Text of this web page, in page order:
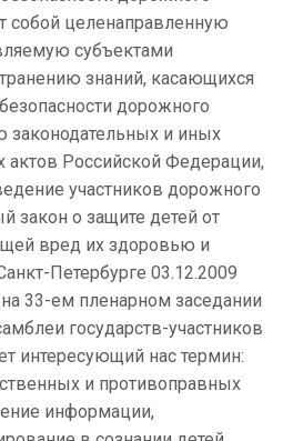
собой целенаправленную
субъектами
знаний, касающихся
дорожного
законодательных и иных
Российской Федерации,
участников дорожного
закон о защите детей от
вред их здоровью и
Петербурге 03.12.2009
33-ем пленарном заседании
государств-участников
интересующий нас термин:
и противоправных
информации,